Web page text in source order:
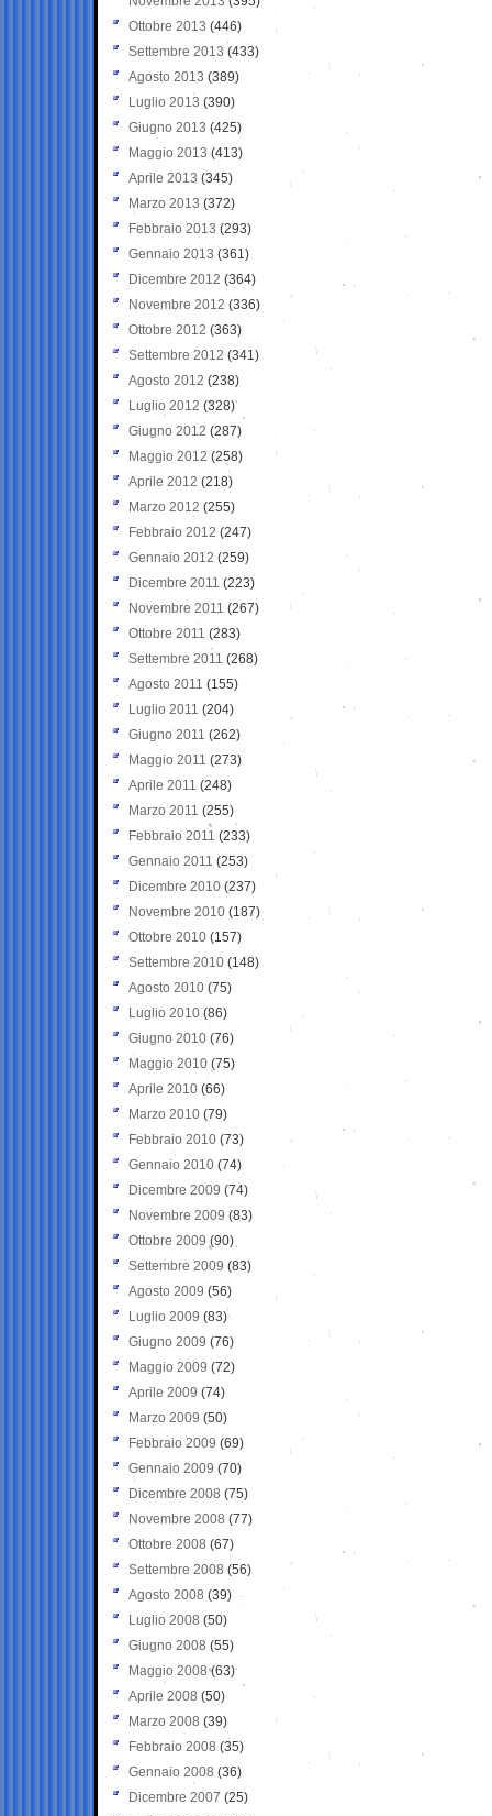
Ottobre 2013 (446)
Settembre 2013 (433)
Agosto 2013 (389)
Luglio 2013 (390)
Giugno 2013 (425)
Maggio 2013 (413)
Aprile 2013 (345)
Marzo 2013 (372)
Febbraio 2013 (293)
Gennaio 2013 (361)
Dicembre 2012 (364)
Novembre 2012 (336)
Ottobre 2012 (363)
Settembre 2012 (341)
Agosto 2012 (238)
Luglio 2012 (328)
Giugno 2012 (287)
Maggio 2012 (258)
Aprile 2012 (218)
Marzo 2012 (255)
Febbraio 2012 (247)
Gennaio 2012 (259)
Dicembre 2011 (223)
Novembre 2011 (267)
Ottobre 2011 (283)
Settembre 2011 (268)
Agosto 2011 (155)
Luglio 2011 (204)
Giugno 2011 (262)
Maggio 2011 (273)
Aprile 2011 (248)
Marzo 2011 (255)
Febbraio 2011 (233)
Gennaio 2011 (253)
Dicembre 2010 (237)
Novembre 2010 (187)
Ottobre 2010 (157)
Settembre 2010 (148)
Agosto 2010 (75)
Luglio 2010 (86)
Giugno 2010 (76)
Maggio 2010 (75)
Aprile 2010 (66)
Marzo 2010 (79)
Febbraio 2010 (73)
Gennaio 2010 (74)
Dicembre 2009 (74)
Novembre 2009 (83)
Ottobre 2009 (90)
Settembre 2009 (83)
Agosto 2009 (56)
Luglio 2009 (83)
Giugno 2009 (76)
Maggio 2009 (72)
Aprile 2009 (74)
Marzo 2009 (50)
Febbraio 2009 (69)
Gennaio 2009 (70)
Dicembre 2008 (75)
Novembre 2008 (77)
Ottobre 2008 (67)
Settembre 2008 (56)
Agosto 2008 (39)
Luglio 2008 (50)
Giugno 2008 (55)
Maggio 2008(63)
Aprile 2008 (50)
Marzo 2008 (39)
Febbraio 2008 (35)
Gennaio 2008 (36)
Dicembre 2007 (25)